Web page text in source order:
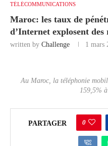
TÉLÉCOMMUNICATIONS
Maroc: les taux de
d’Internet explosent des
written by Challenge 1 mars
Au Maroc, la téléphonie
159,5%
PARTAGER 0